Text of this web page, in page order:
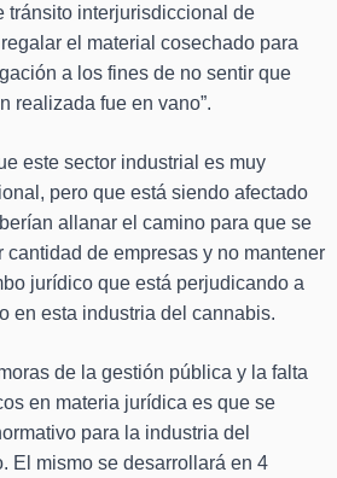
tránsito interjurisdiccional de
el material cosechado para
a los fines de no sentir que
realizada fue en vano”.
este sector industrial es muy
pero que está siendo afectado
allanar el camino para que se
cantidad de empresas y no mantener
jurídico que está perjudicando a
en esta industria del cannabis.
de la gestión pública y la falta
en materia jurídica es que se
para la industria del
El mismo se desarrollará en 4